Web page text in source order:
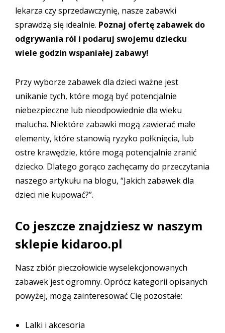
lekarza czy sprzedawczynię, nasze zabawki
sprawdzą się idealnie. Poznaj ofertę zabawek do
odgrywania ról i podaruj swojemu dziecku
wiele godzin wspaniałej zabawy!
Przy wyborze zabawek dla dzieci ważne jest
unikanie tych, które mogą być potencjalnie
niebezpieczne lub nieodpowiednie dla wieku
malucha. Niektóre zabawki mogą zawierać małe
elementy, które stanowią ryzyko połknięcia, lub
ostre krawędzie, które mogą potencjalnie zranić
dziecko. Dlatego gorąco zachęcamy do przeczytania
naszego artykułu na blogu, “Jakich zabawek dla
dzieci nie kupować?”.
Co jeszcze znajdziesz w naszym
sklepie kidaroo.pl
Nasz zbiór pieczołowicie wyselekcjonowanych
zabawek jest ogromny. Oprócz kategorii opisanych
powyżej, mogą zainteresować Cię pozostałe:
Lalki i akcesoria